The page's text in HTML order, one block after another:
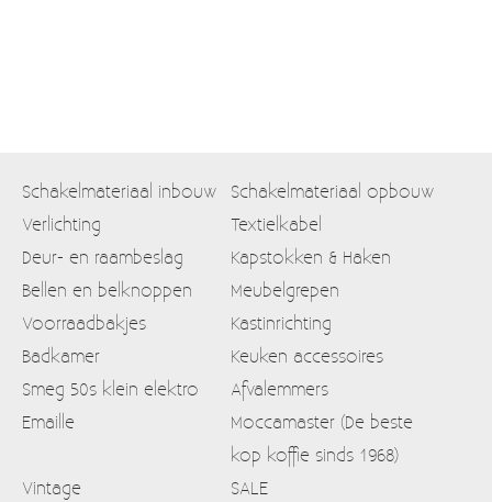
Schakelmateriaal inbouw
Schakelmateriaal opbouw
Verlichting
Textielkabel
Deur- en raambeslag
Kapstokken & Haken
Bellen en belknoppen
Meubelgrepen
Voorraadbakjes
Kastinrichting
Badkamer
Keuken accessoires
Smeg 50s klein elektro
Afvalemmers
Emaille
Moccamaster (De beste
kop koffie sinds 1968)
Vintage
SALE